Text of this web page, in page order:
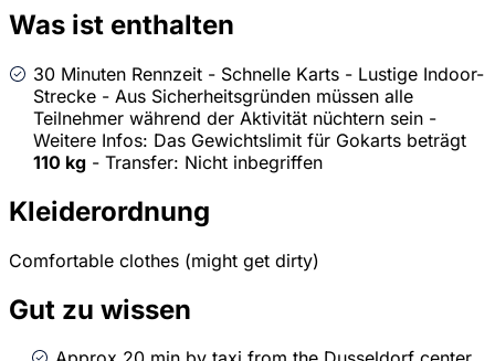
Was ist enthalten
30 Minuten Rennzeit - Schnelle Karts - Lustige Indoor-
Strecke - Aus Sicherheitsgründen müssen alle
Teilnehmer während der Aktivität nüchtern sein -
Weitere Infos: Das Gewichtslimit für Gokarts beträgt
110 kg - Transfer: Nicht inbegriffen
Kleiderordnung
Comfortable clothes (might get dirty)
Gut zu wissen